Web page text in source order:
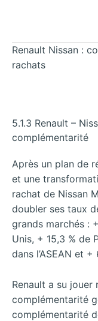
Renault Nissan :
rachats
5.1.3 Renault –
complémentarité
Après un plan de
et une
rachat de Nissan
doubler ses taux
grands marchés :
Unis, + 15,3 % de
dans l’ASEAN et
Renault a su
complémentarité
complémentarité